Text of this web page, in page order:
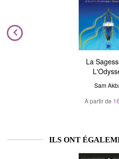
La
Sam
À partir de
ILS ONT